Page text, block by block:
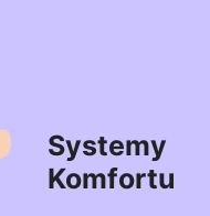
Systemy
Komfortu